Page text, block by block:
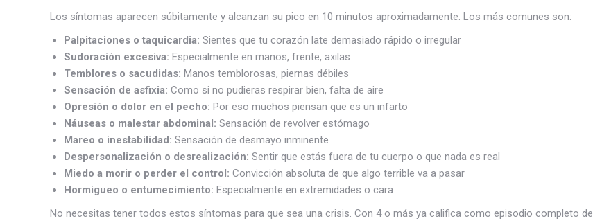
Los síntomas aparecen súbitamente y alcanzan su pico en 10 minutos aproximadamente. Los más comunes son:
Palpitaciones o taquicardia: Sientes que tu corazón late demasiado rápido o irregular
Sudoración excesiva: Especialmente en manos, frente, axilas
Temblores o sacudidas: Manos temblorosas, piernas débiles
Sensación de asfixia: Como si no pudieras respirar bien, falta de aire
Opresión o dolor en el pecho: Por eso muchos piensan que es un infarto
Náuseas o malestar abdominal: Sensación de revolver estómago
Mareo o inestabilidad: Sensación de desmayo inminente
Despersonalización o desrealización: Sentir que estás fuera de tu cuerpo o que nada es real
Miedo a morir o perder el control: Convicción absoluta de que algo terrible va a pasar
Hormigueo o entumecimiento: Especialmente en extremidades o cara
No necesitas tener todos estos síntomas para que sea una crisis. Con 4 o más ya califica como episodio completo de